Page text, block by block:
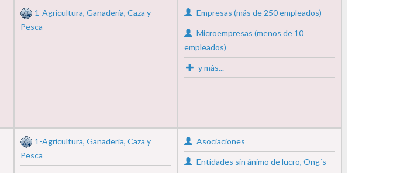
1-Agricultura, Ganadería, Caza y
Pesca
Empresas (más de 250 empleados)
Microempresas (menos de 10
empleados)
y más...
1-Agricultura, Ganadería, Caza y
Pesca
Asociaciones
Entidades sin ánimo de lucro, Ong´s